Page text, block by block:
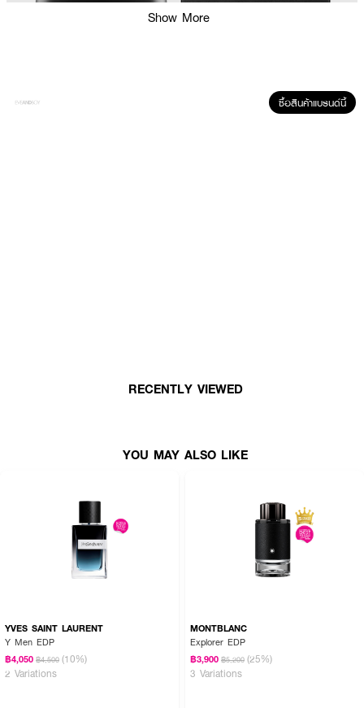
Show More
ซื้อสินค้าแบรนด์นี้
RECENTLY VIEWED
YOU MAY ALSO LIKE
YVES SAINT LAURENT
Y Men EDP
฿4,050 ฿4,500 (10%)
2 Variations
MONTBLANC
Explorer EDP
฿3,900 ฿5,200 (25%)
3 Variations